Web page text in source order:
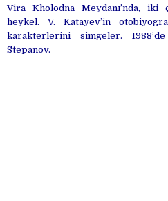
Vira Kholodna Meydanı’nda, iki
heykel. V. Katayev’in
karakterlerini simgeler.
Stepanov.